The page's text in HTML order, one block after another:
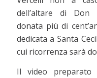
dell’altare di Don
donata più di
dedicata a Santa
cui ricorrenza sarà
Il video